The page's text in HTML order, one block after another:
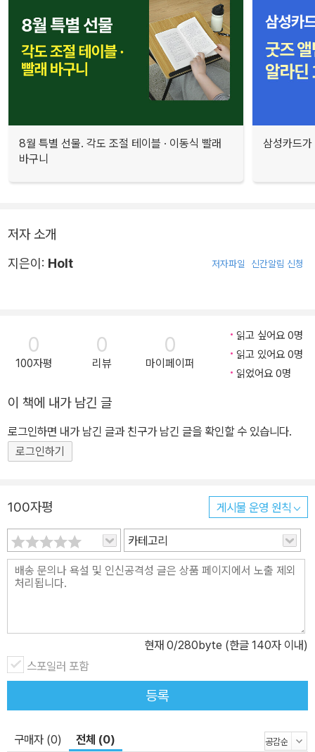
8월 특별 선물. 각도 조절 테이블 · 이동식 빨래
바구니
삼성카드
저자 소개
지은이: Holt 저자파일 신간알림 신청
0
100자평
0
리뷰
0
마이페이퍼
읽고 싶어요 0명
읽고 있어요 0명
읽었어요 0명
이 책에 내가 남긴 글
로그인하면 내가 남긴 글과 친구가 남긴 글을 확인할 수 있습니다.
로그인하기
100자평 게시물 운영 원칙
카테고리
현재 0/280byte (한글 140자 이내)
스포일러 포함
등록
구매자 (0) 전체 (0)